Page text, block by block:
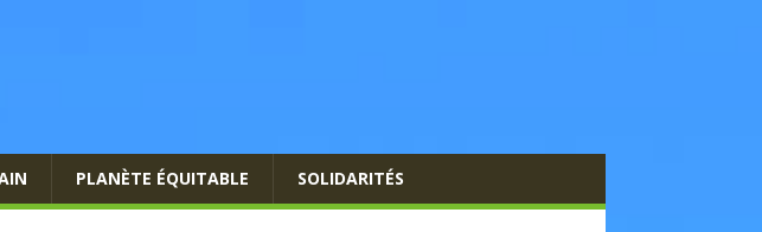
PLANÈTE ÉQUITABLE SOLIDARITÉS